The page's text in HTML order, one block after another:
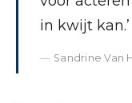
in kwijt kan.’
Sandrine Van